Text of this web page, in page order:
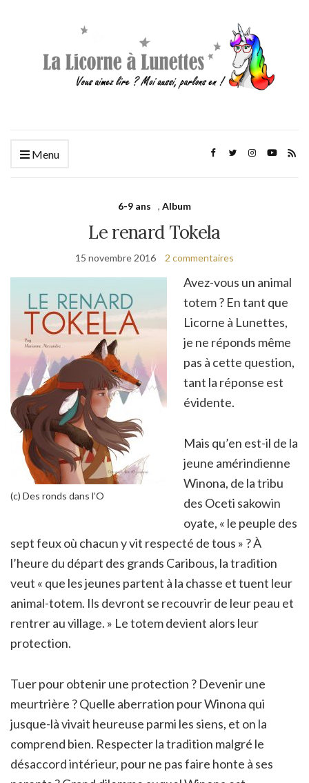
Menu
6-9 ans , Album
Le renard Tokela
15 novembre 2016 2 commentaires
(c) Des ronds dans l’O
Avez-vous un animal
totem ? En tant que
Licorne à Lunettes,
je ne réponds même
pas à cette question,
tant la réponse est
évidente.
Mais qu’en est-il de la
jeune amérindienne
Winona, de la tribu
des Oceti sakowin
oyate, « le peuple des
sept feux où chacun y vit respecté de tous » ? À
l’heure du départ des grands Caribous, la tradition
veut « que les jeunes partent à la chasse et tuent leur
animal-totem. Ils devront se recouvrir de leur peau et
rentrer au village. » Le totem devient alors leur
protection.
Tuer pour obtenir une protection ? Devenir une
meurtrière ? Quelle aberration pour Winona qui
jusque-là vivait heureuse parmi les siens, et on la
comprend bien. Respecter la tradition malgré le
désaccord intérieur, pour ne pas faire honte à ses